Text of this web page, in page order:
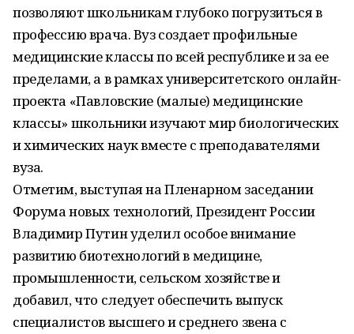
позволяют школьникам глубоко погрузиться в
профессию врача. Вуз создает профильные
медицинские классы по всей республике и за ее
пределами, а в рамках университетского онлайн-
проекта «Павловские (малые) медицинские
классы» школьники изучают мир биологических
и химических наук вместе с преподавателями
вуза.
Отметим, выступая на Пленарном заседании
Форума новых технологий, Президент России
Владимир Путин уделил особое внимание
развитию биотехнологий в медицине,
промышленности, сельском хозяйстве и
добавил, что следует обеспечить выпуск
специалистов высшего и среднего звена с